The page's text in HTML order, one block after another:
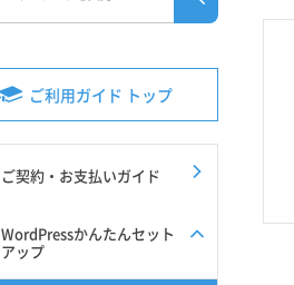
ご利用ガイド トップ
ご契約・お支払いガイド
WordPressかんたんセット
アップ